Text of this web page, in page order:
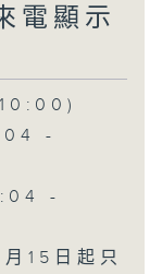
電顯示
-
-
15日起只